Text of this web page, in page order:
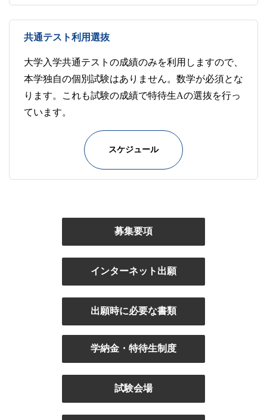
共通テスト利用選抜
大学入学共通テストの成績のみを利用しますので、
本学独自の個別試験はありません。数学が必須とな
ります。これも試験の成績で特待生Aの選抜を行っ
ています。
スケジュール
募集要項
インターネット出願
出願時に必要な書類
学納金・特待生制度
試験会場